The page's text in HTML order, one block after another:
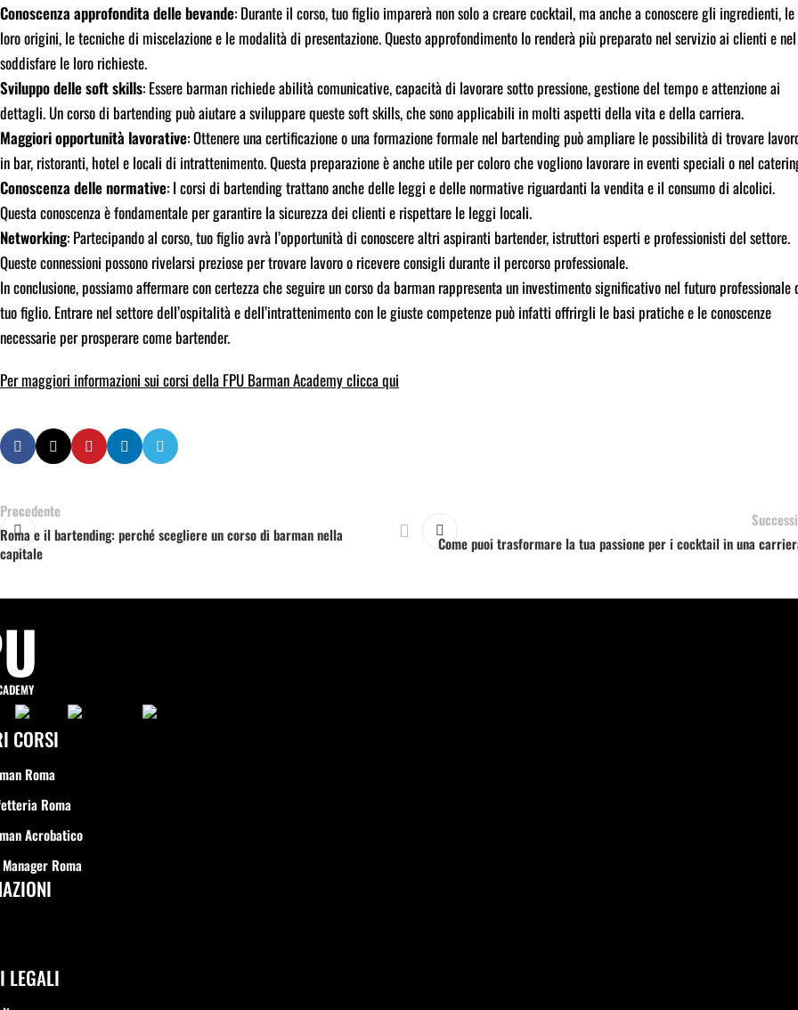
Conoscenza approfondita delle bevande: Durante il corso, tuo figlio imparerà non solo a creare cocktail, ma anche a conoscere gli ingredienti, le
loro origini, le tecniche di miscelazione e le modalità di presentazione. Questo approfondimento lo renderà più preparato nel servizio ai clienti e nel
soddisfare le loro richieste.
Sviluppo delle soft skills: Essere barman richiede abilità comunicative, capacità di lavorare sotto pressione, gestione del tempo e attenzione ai
dettagli. Un corso di bartending può aiutare a sviluppare queste soft skills, che sono applicabili in molti aspetti della vita e della carriera.
Maggiori opportunità lavorative: Ottenere una certificazione o una formazione formale nel bartending può ampliare le possibilità di trovare
in bar, ristoranti, hotel e locali di intrattenimento. Questa preparazione è anche utile per coloro che vogliono lavorare in eventi speciali o nel
Conoscenza delle normative: I corsi di bartending trattano anche delle leggi e delle normative riguardanti la vendita e il consumo di alcolici.
Questa conoscenza è fondamentale per garantire la sicurezza dei clienti e rispettare le leggi locali.
Networking: Partecipando al corso, tuo figlio avrà l’opportunità di conoscere altri aspiranti bartender, istruttori esperti e professionisti del settore.
Queste connessioni possono rivelarsi preziose per trovare lavoro o ricevere consigli durante il percorso professionale.
In conclusione, possiamo affermare con certezza che seguire un corso da barman rappresenta un investimento significativo nel futuro professionale
tuo figlio. Entrare nel settore dell’ospitalità e dell’intrattenimento con le giuste competenze può infatti offrirgli le basi pratiche e le conoscenze
necessarie per prosperare come bartender.
Per maggiori informazioni sui corsi della FPU Barman Academy clicca qui
Precedente
Roma e il bartending: perché scegliere un corso di barman nella
capitale
Come puoi trasformare la tua passione per i cocktail in una
CORSI
Roma
Roma
Acrobatico
Roma
LEGALI